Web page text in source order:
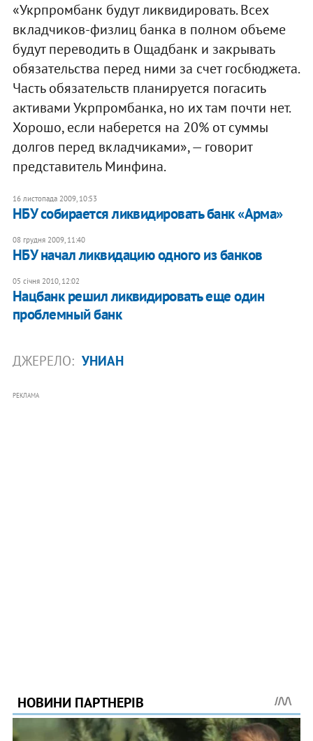
«Укрпромбанк будут ликвидировать. Всех
вкладчиков-физлиц банка в полном объеме
будут переводить в Ощадбанк и закрывать
обязательства перед ними за счет госбюджета.
Часть обязательств планируется погасить
активами Укрпромбанка, но их там почти нет.
Хорошо, если наберется на 20% от суммы
долгов перед вкладчиками», — говорит
представитель Минфина.
16 листопада 2009, 10:53
НБУ собирается ликвидировать банк «Арма»
08 грудня 2009, 11:40
НБУ начал ликвидацию одного из банков
05 січня 2010, 12:02
Нацбанк решил ликвидировать еще один
проблемный банк
ДЖЕРЕЛО: УНИАН
РЕКЛАМА